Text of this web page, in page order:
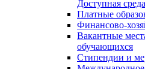
Доступная среда
Платные
Финансово-
Вакантные
обучающихся
Стипендии и